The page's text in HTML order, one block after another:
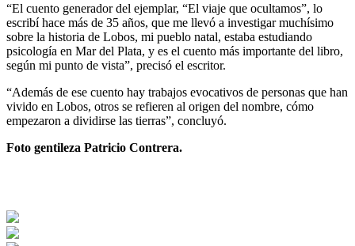
“El cuento generador del ejemplar, “El viaje que ocultamos”, lo
escribí hace más de 35 años, que me llevó a investigar muchísimo
sobre la historia de Lobos, mi pueblo natal, estaba estudiando
psicología en Mar del Plata, y es el cuento más importante del libro,
según mi punto de vista”, precisó el escritor.
“Además de ese cuento hay trabajos evocativos de personas que han
vivido en Lobos, otros se refieren al origen del nombre, cómo
empezaron a dividirse las tierras”, concluyó.
Foto gentileza Patricio Contrera.